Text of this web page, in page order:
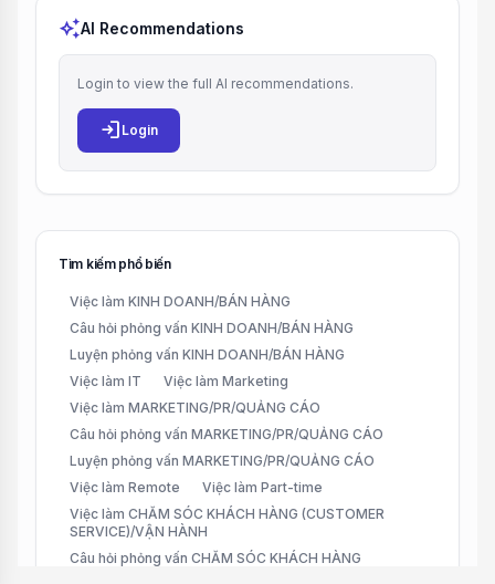
auto_awesomeAI Recommendations
Login to view the full AI recommendations.
login Login
Tìm kiếm phổ biến
Việc làm KINH DOANH/BÁN HÀNG
Câu hỏi phỏng vấn KINH DOANH/BÁN HÀNG
Luyện phỏng vấn KINH DOANH/BÁN HÀNG
Việc làm IT
Việc làm Marketing
Việc làm MARKETING/PR/QUẢNG CÁO
Câu hỏi phỏng vấn MARKETING/PR/QUẢNG CÁO
Luyện phỏng vấn MARKETING/PR/QUẢNG CÁO
Việc làm Remote
Việc làm Part-time
Việc làm CHĂM SÓC KHÁCH HÀNG (CUSTOMER
SERVICE)/VẬN HÀNH
Câu hỏi phỏng vấn CHĂM SÓC KHÁCH HÀNG